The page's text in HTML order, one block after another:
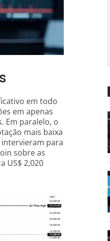
em todo
em apenas
Em paralelo, o
mais baixa
para
sobre as
US$ 2,020